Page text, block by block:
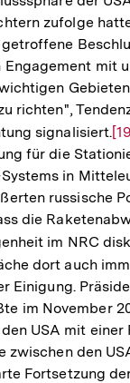
zufolge
mit
richten",
signalisiert.
für die
in
russische
die
im NRC
dort auch
Einigung.
im November
USA mit einer
zwischen den
Fortsetzung